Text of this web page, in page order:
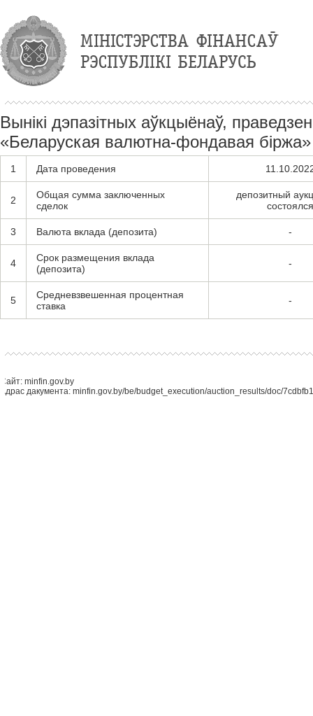
Вынікі дэпазітных аўкцыёнаў,
«Беларуская валютна-фондавая
1 Дата проведения
2
Общая сумма заключенных
сделок
депозитный
состоялся
3 Валюта вклада (депозита) -
4
Срок размещения вклада
(депозита)
-
5
Средневзвешенная процентная
ставка
-
Сайт: minfin.gov.by
Адрас дакумента: minfin.gov.by/be/budget_execution/auction_results/doc/